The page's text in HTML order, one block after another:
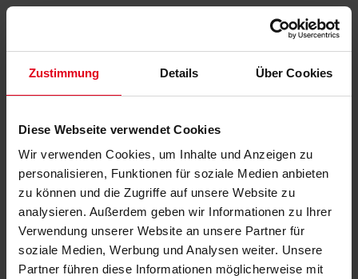
Zustimmung Details Über Cookies
Diese Webseite verwendet Cookies
Wir verwenden Cookies, um Inhalte und Anzeigen zu
personalisieren, Funktionen für soziale Medien anbieten
zu können und die Zugriffe auf unsere Website zu
analysieren. Außerdem geben wir Informationen zu Ihrer
Verwendung unserer Website an unsere Partner für
soziale Medien, Werbung und Analysen weiter. Unsere
Partner führen diese Informationen möglicherweise mit